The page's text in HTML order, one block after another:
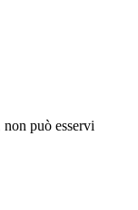
può esservi